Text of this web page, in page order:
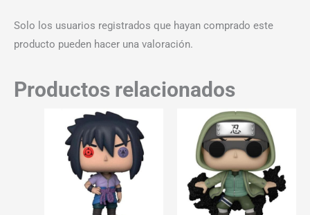
Solo los usuarios registrados que hayan comprado este
producto pueden hacer una valoración.
Productos relacionados